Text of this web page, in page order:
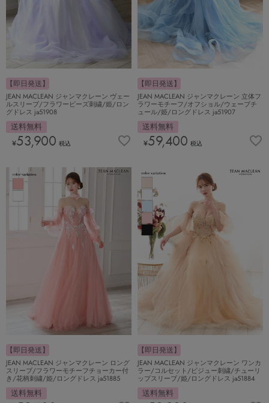
【即日発送】
JEAN MACLEAN ジャンマクレーン ヴェー
ルスリーブ/フラワービーズ刺繍/姫/ロン
グドレス ja51908
送料無料
¥53,900 税込
【即日発送】
JEAN MACLEAN ジャンマクレーン 立体フ
ラワーモチーフ/オフショル/ウェーブチ
ュール/姫/ロングドレス ja51907
送料無料
¥59,400 税込
【即日発送】
JEAN MACLEAN ジャンマクレーン ロング
スリーブ/フラワーモチーフチョーカー付
き/花柄刺繍/姫/ロングドレス ja51885
送料無料
【即日発送】
JEAN MACLEAN ジャンマクレーン ワンカ
ラー/コルセット/ビジュー刺繍/チューリ
ップスリーブ/姫/ロングドレス ja51884
送料無料